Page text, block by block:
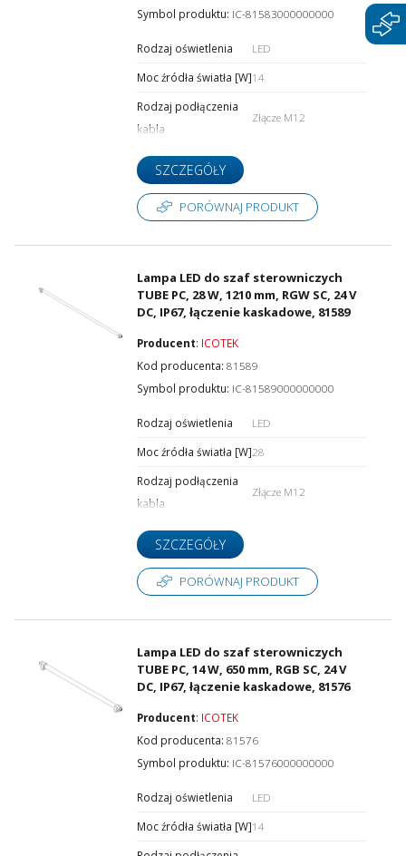
Symbol produktu: IC-81583000000000
Rodzaj oświetlenia
LED
Moc źródła światła [W]14
Rodzaj podłączenia
kabla
Złącze M12
SZCZEGÓŁY
PORÓWNAJ PRODUKT
Lampa LED do szaf sterowniczych
TUBE PC, 28 W, 1210 mm, RGW SC, 24 V
DC, IP67, łączenie kaskadowe, 81589
Producent: ICOTEK
Kod producenta:81589
Symbol produktu: IC-81589000000000
Rodzaj oświetlenia
LED
Moc źródła światła [W]28
Rodzaj podłączenia
kabla
Złącze M12
SZCZEGÓŁY
PORÓWNAJ PRODUKT
Lampa LED do szaf sterowniczych
TUBE PC, 14 W, 650 mm, RGB SC, 24 V
DC, IP67, łączenie kaskadowe, 81576
Producent: ICOTEK
Kod producenta:81576
Symbol produktu: IC-81576000000000
Rodzaj oświetlenia
LED
Moc źródła światła [W]14